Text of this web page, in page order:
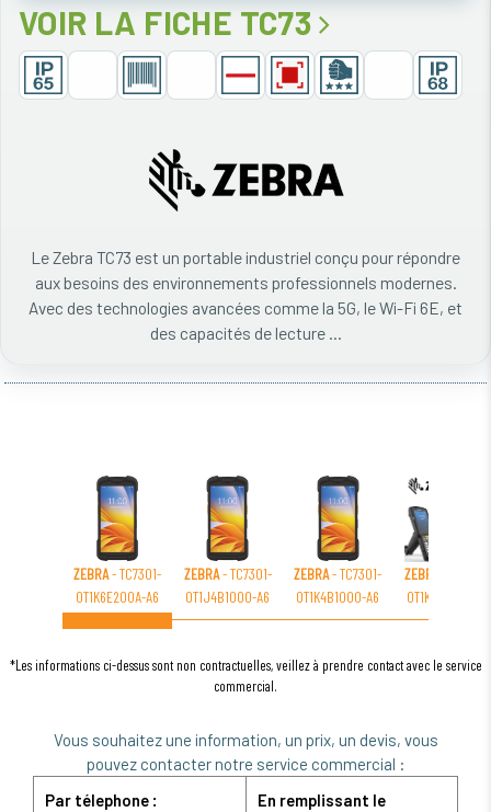
VOIR LA FICHE TC73
Le Zebra TC73 est un portable industriel conçu pour répondre
aux besoins des environnements professionnels modernes.
Avec des technologies avancées comme la 5G, le Wi-Fi 6E, et
des capacités de lecture ...
ZEBRA- TC7301-
0T1K6E200A-A6
ZEBRA- TC7301-
0T1J4B1000-A6
ZEBRA- TC7301-
0T1K4B1000-A6
ZEBRA
0T1K4B1000-NA
*Les informations ci-dessus sont non contractuelles, veillez à prendre contact avec le service
commercial.
Vous souhaitez une information, un prix, un devis, vous
pouvez contacter notre service commercial :
Par télephone :
En remplissant le